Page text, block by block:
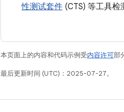
性测试套件 (CTS) 等工具检
本页面上的内容和代码示例受内容许可部
最后更新时间 (UTC)：2025-07-27。